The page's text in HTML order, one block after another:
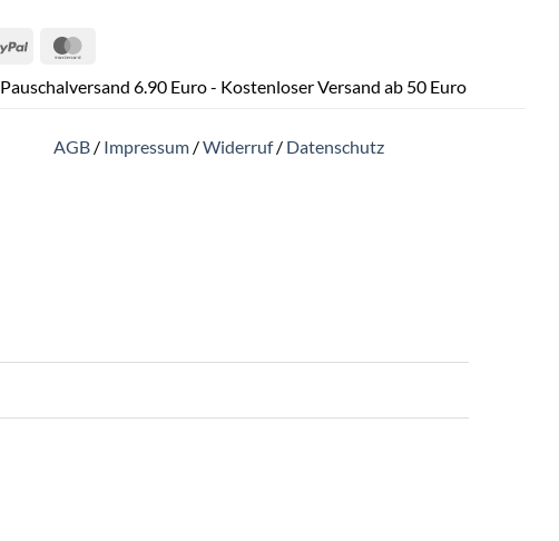
PayPal
Pauschalversand 6.90 Euro - Kostenloser Versand ab 50 Euro
AGB / Impressum /Widerruf/ Datenschutz